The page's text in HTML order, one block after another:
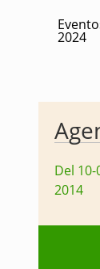
2024
Del
2014